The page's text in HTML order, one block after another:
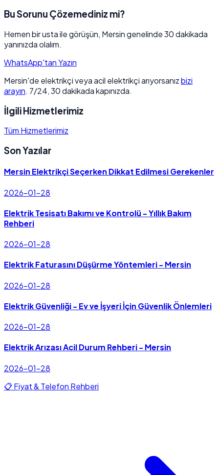
Bu Sorunu Çözemediniz mi?
Hemen bir usta ile görüşün, Mersin genelinde 30 dakikada
yanınızda olalım.
WhatsApp'tan Yazın
Mersin'de elektrikçi veya acil elektrikçi arıyorsanızbizi
arayın. 7/24, 30 dakikada kapınızda.
İlgili Hizmetlerimiz
Tüm Hizmetlerimiz
Son Yazılar
Mersin Elektrikçi Seçerken Dikkat Edilmesi Gerekenler
2026-01-28
Elektrik Tesisatı Bakımı ve Kontrolü - Yıllık Bakım
Rehberi
2026-01-28
Elektrik Faturasını Düşürme Yöntemleri - Mersin
2026-01-28
Elektrik Güvenliği - Ev ve İşyeri İçin Güvenlik Önlemleri
2026-01-28
Elektrik Arızası Acil Durum Rehberi - Mersin
2026-01-28
📋 Fiyat & Telefon Rehberi